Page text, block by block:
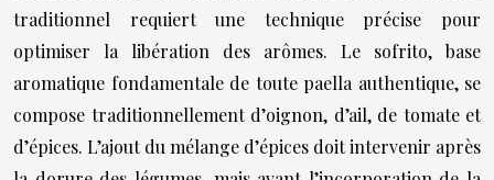
traditionnel requiert une technique précise pour
optimiser la libération des arômes. Le sofrito, base
aromatique fondamentale de toute paella authentique, se
compose traditionnellement d’oignon, d’ail, de tomate et
d’épices. L’ajout du mélange d’épices doit intervenir après